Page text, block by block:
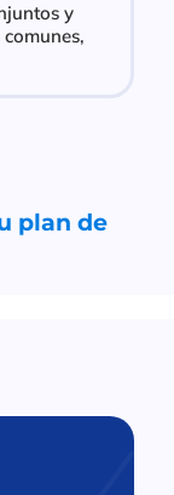
y
plan de